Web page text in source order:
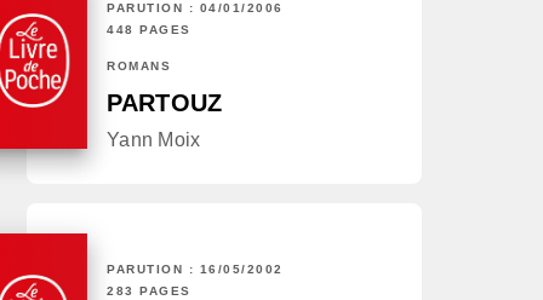
PARUTION : 04/01/2006
448 PAGES
ROMANS
PARTOUZ
Yann Moix
PARUTION : 16/05/2002
283 PAGES